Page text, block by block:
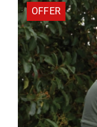
OFFER